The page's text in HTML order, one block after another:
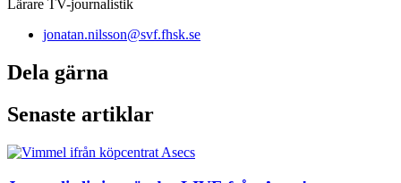
Lärare TV-journalistik
jonatan.nilsson@svf.fhsk.se
Dela gärna
Senaste artiklar